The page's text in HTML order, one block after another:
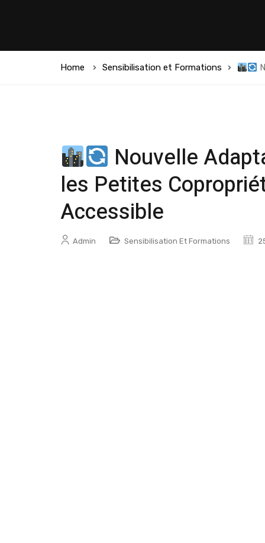
Home Sensibilisation et Formations
Nouvelle
les Petites
Accessible
Admin Sensibilisation Et Formations